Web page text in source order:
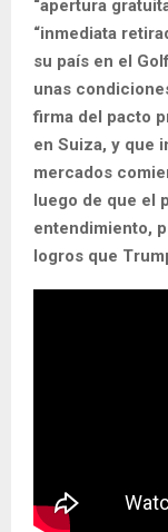
“apertura
“inmediata
su país en el
unas
firma del pacto
en Suiza, y que
mercados
luego de que el
entendimiento,
logros que